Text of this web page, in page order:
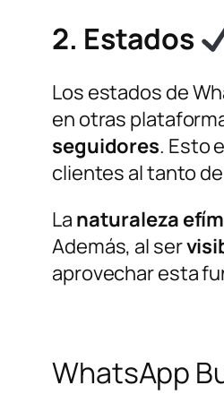
2. Estados
Los estados de
en otras
seguidores. Esto
clientes al tanto
La naturaleza
Además, al ser
aprovechar esta
WhatsApp